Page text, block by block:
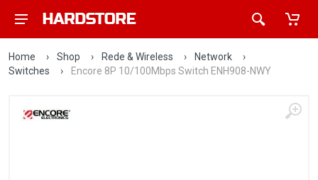
Home › Shop › Rede & Wireless › Network
›
Switches
› Encore 8P 10/100Mbps Switch ENH908-NWY